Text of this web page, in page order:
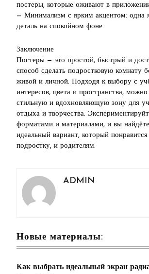
постеры, которые оживают в
— Минимализм с ярким акцентом: одна
деталь на спокойном фоне.
Заключение
Постеры — это простой, быстрый и
способ сделать подростковую комнату
живой и личной. Подходя к выбору с
интересов, цвета и пространства, можно
стильную и вдохновляющую зону для
отдыха и творчества.
форматами и материалами, и вы найдёте
идеальный вариант, который
подростку, и родителям.
ADMIN
Новые материалы:
Как выбрать идеальный экран